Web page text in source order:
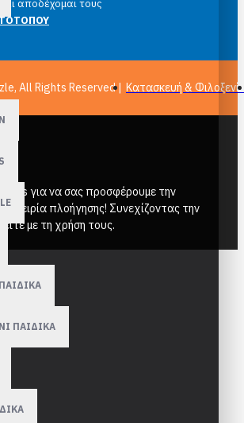
ΠΑΙΔΙΚΑ
αποδέχομαι τους
All Rights Reserved | Κατασκευή &
για να σας προσφέρουμε την
πλοήγησης! Συνεχίζοντας την
με τη χρήση τους.